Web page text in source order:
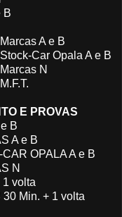
B
A e B
Car Opala A e B
N
E PROVAS
B
A e B
OPALA A e B
N
1 volta
Min. + 1 volta